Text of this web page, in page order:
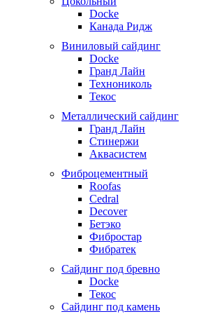
Docke
Канада Ридж
Виниловый сайдинг
Docke
Гранд Лайн
Технониколь
Текос
Металлический сайдинг
Гранд Лайн
Стинержи
Аквасистем
Фиброцементный
Roofas
Cedral
Decover
Бетэко
Фибростар
Фибратек
Сайдинг под бревно
Docke
Текос
Сайдинг под камень